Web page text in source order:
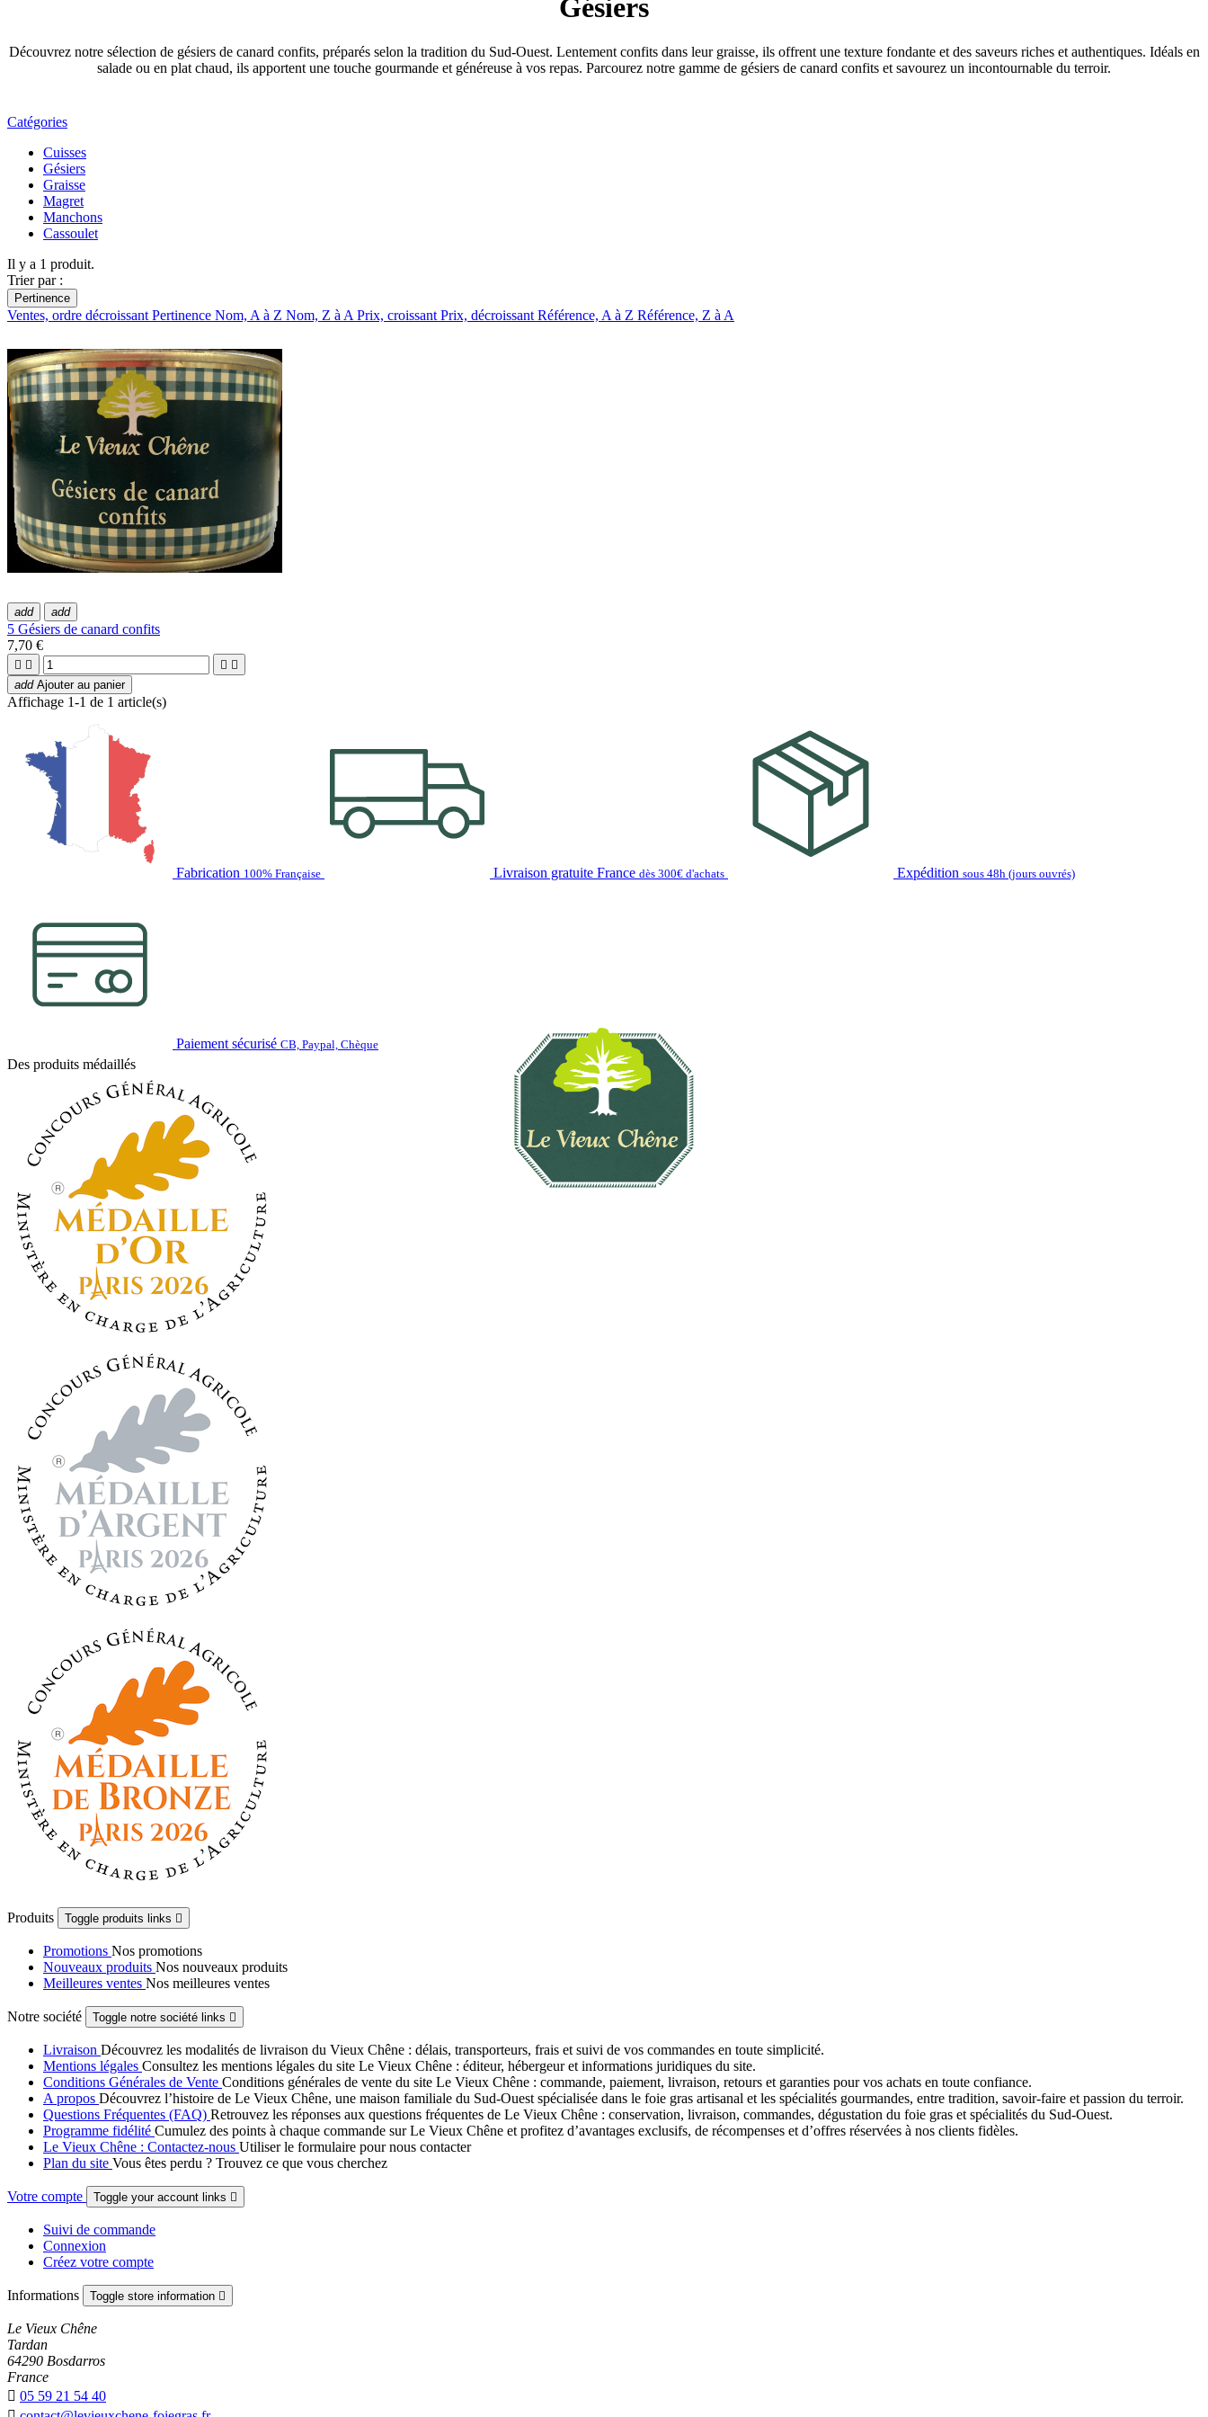
Gésiers
Découvrez notre sélection de gésiers de canard confits, préparés selon la tradition du Sud-Ouest. Lentement confits dans leur graisse, ils offrent une texture fondante et des saveurs riches et authentiques. Idéals en
salade ou en plat chaud, ils apportent une touche gourmande et généreuse à vos repas. Parcourez notre gamme de gésiers de canard confits et savourez un incontournable du terroir.
Catégories
Cuisses
Gésiers
Graisse
Magret
Manchons
Cassoulet
Il y a 1 produit.
Trier par :
Pertinence
Ventes, ordre décroissant Pertinence Nom, A à Z Nom, Z à A Prix, croissant Prix, décroissant Référence, A à Z Référence, Z à A
add add
5 Gésiers de canard confits
7,70 €
   
add Ajouter au panier
Affichage 1-1 de 1 article(s)
Fabrication 100% Française Livraison gratuite France dès 300€ d'achats Expédition sous 48h (jours ouvrés)
Paiement sécurisé CB, Paypal, Chèque
Des produits médaillés
Produits Toggle produits links 
Promotions Nos promotions
Nouveaux produits Nos nouveaux produits
Meilleures ventes Nos meilleures ventes
Notre société Toggle notre société links 
Livraison Découvrez les modalités de livraison du Vieux Chêne : délais, transporteurs, frais et suivi de vos commandes en toute simplicité.
Mentions légales Consultez les mentions légales du site Le Vieux Chêne : éditeur, hébergeur et informations juridiques du site.
Conditions Générales de Vente Conditions générales de vente du site Le Vieux Chêne : commande, paiement, livraison, retours et garanties pour vos achats en toute confiance.
A propos Découvrez l’histoire de Le Vieux Chêne, une maison familiale du Sud-Ouest spécialisée dans le foie gras artisanal et les spécialités gourmandes, entre tradition, savoir-faire et passion du terroir.
Questions Fréquentes (FAQ) Retrouvez les réponses aux questions fréquentes de Le Vieux Chêne : conservation, livraison, commandes, dégustation du foie gras et spécialités du Sud-Ouest.
Programme fidélité Cumulez des points à chaque commande sur Le Vieux Chêne et profitez d’avantages exclusifs, de récompenses et d’offres réservées à nos clients fidèles.
Le Vieux Chêne : Contactez-nous Utiliser le formulaire pour nous contacter
Plan du site Vous êtes perdu ? Trouvez ce que vous cherchez
Votre compte Toggle your account links 
Suivi de commande
Connexion
Créez votre compte
Informations Toggle store information 
Le Vieux Chêne
Tardan
64290 Bosdarros
France
 05 59 21 54 40